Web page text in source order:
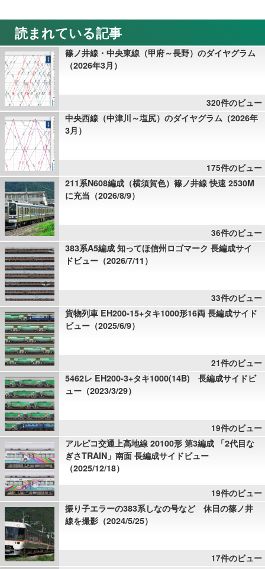
読まれている記事
篠ノ井線・中央東線（甲府～長野）のダイヤグラム
（2026年3月）
320件のビュー
中央西線（中津川～塩尻）のダイヤグラム（2026年
3月）
175件のビュー
211系N608編成（横須賀色）篠ノ井線 快速 2530M
に充当（2026/8/9）
36件のビュー
383系A5編成 知ってほ信州ロゴマーク 長編成サイ
ドビュー（2026/7/11）
33件のビュー
貨物列車 EH200-15+タキ1000形16両 長編成サイド
ビュー（2025/6/9）
21件のビュー
5462レ EH200-3+タキ1000(14B) 長編成サイドビ
ュー（2023/3/29）
19件のビュー
アルピコ交通上高地線 20100形 第3編成 「2代目な
ぎさTRAIN」南面 長編成サイドビュー
（2025/12/18）
19件のビュー
振り子エラーの383系しなの号など 休日の篠ノ井
線を撮影（2024/5/25）
17件のビュー